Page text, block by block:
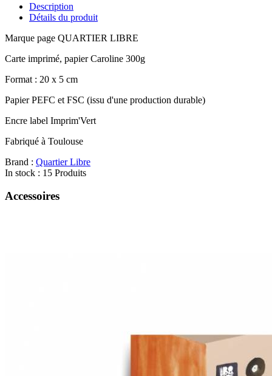
Description
Détails du produit
Marque page QUARTIER LIBRE
Carte imprimé, papier Caroline 300g
Format : 20 x 5 cm
Papier PEFC et FSC (issu d'une production durable)
Encre label Imprim'Vert
Fabriqué à Toulouse
Brand : Quartier Libre
In stock : 15 Produits
Accessoires